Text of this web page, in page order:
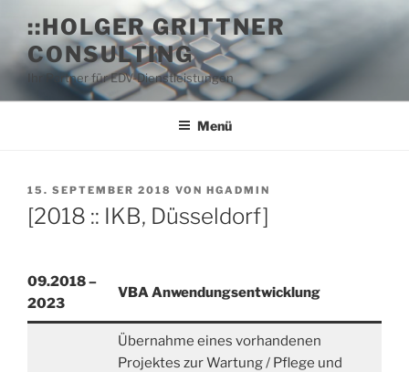
Inhalt
springen
::HOLGER GRITTNER
CONSULTING
Ihr Partner für EDV-Dienstleistungen
Menü
VERÖFFENTLICHT
AM
15. SEPTEMBER 2018 VON HGADMIN
[2018 :: IKB, Düsseldorf]
09.2018 –
2023
VBA Anwendungsentwicklung
Übernahme eines vorhandenen
Projektes zur Wartung / Pflege und